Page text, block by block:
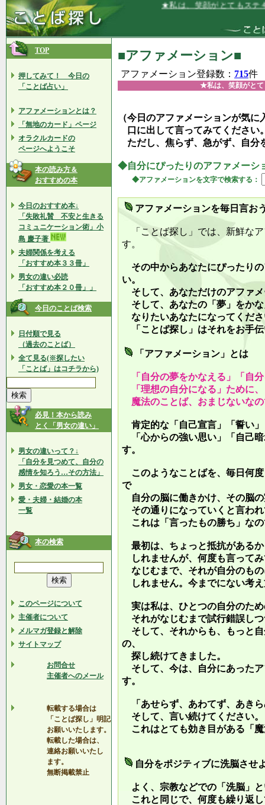
★私は、笑顔がとてもステキだと言わ
TOP
押してみて！ 今日の
「ことば占い」
アファメーションとは？
「無地のカード」ページ
オラクルカードの
ページへようこそ
本の読み方＆
おすすめの本
今日のおすすめ本↓
「失敗礼賛 不安と生きる
コミュニケーション術」小
島 慶子著
夫婦関係を考える
「おすすめ本３３冊」
男女の違い必読
「おすすめ本２０冊」」
今日のことば検索
日付順で見る
（過去のことば）
全て見る(※探したい
「ことば」はコチラから)
必見！本から読み
とく「男女の違い」
男女の違いって？↓
「自分を見つめて、自分の
感情を知ろう…その方法」
男女・恋愛の本一覧
愛・夫婦・結婚の本
一覧
本の検索
このページについて
主催者について
メルマガ登録と解除
サイトマップ
お問合せ
主催者へのメール
転載する場合は
「ことば探し」明記
お願いいたします。
転載した場合は、
連絡お願いいたし
ます。
無断掲載禁止
■アファメーション■
アファメーション登録数： 715件
★私は、笑顔がと
（今日のアファメーションが気
口に出して言ってみてください
ただし、焦らず、急がず、自分
◆自分にぴったりのアファメーシ
◆アファメーションを文字で検索する：
アファメーションを毎日言お
「ことば探し」では、新鮮な
す。
その中からあなたにぴったり
い。
そして、あなただけのアファ
そして、あなたの「夢」をか
なりたいあなたになってくだ
「ことば探し」はそれをお手
「アファメーション」とは
「自分の夢をかなえる」「自
「理想の自分になる」ために
魔法のことば、おまじないな
肯定的な「自己宣言」「誓い
「心からの強い思い」「自己
す。
このようなことばを、毎日何
で
自分の脳に働きかけ、その脳
その通りになっていくと言わ
これは「言ったもの勝ち」な
最初は、ちょっと抵抗がある
しれませんが、何度も言って
なじむまで、それが自分のも
しれません。今までにない考
実は私は、ひとつの自分のた
それがなじむまで試行錯誤し
そして、それからも、もっと
の、
探し続けてきました。
そして、今は、自分にあった
す。
「あせらず、あわてず、あき
そして、言い続けてください。
これはとても効き目がある「
自分をポジティブに洗脳させ
よく、宗教などでの「洗脳」
これと同じで、何度も繰り返